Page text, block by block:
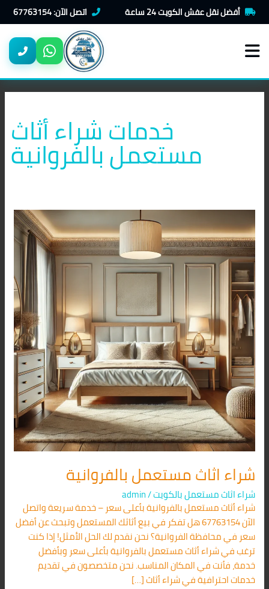
أفضل نقل عفش الكويت 24 ساعة اتصل الآن: 67763154
تخطي
إلى
خدمات شراء أثاث
مستعمل بالفروانية
شراء اثاث مستعمل بالفروانية
شراء اثاث مستعمل بالكويت/
admin
شراء أثاث مستعمل بالفروانية بأعلى سعر – خدمة سريعة واتصل
الآن 67763154 هل تفكر في بيع أثاثك المستعمل وتبحث عن أفضل
سعر في محافظة الفروانية؟ نحن نقدم لك الحل الأمثل! إذا كنت
ترغب في شراء أثاث مستعمل بالفروانية بأعلى سعر وبأفضل
خدمة، فأنت في المكان المناسب. نحن متخصصون في تقديم
خدمات احترافية في شراء أثاث […]
شراء
اثاث
مستعمل
بالفروانية